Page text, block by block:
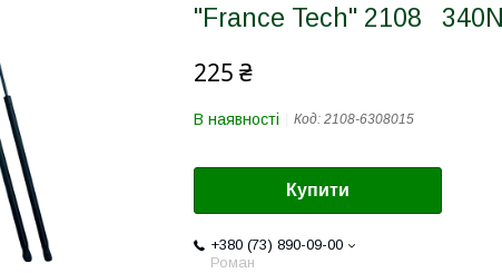
"France Tech" 2108 340N
225 ₴
В наявності Код: 2108-6308015
Купити
+380 (73) 890-09-00
Роман